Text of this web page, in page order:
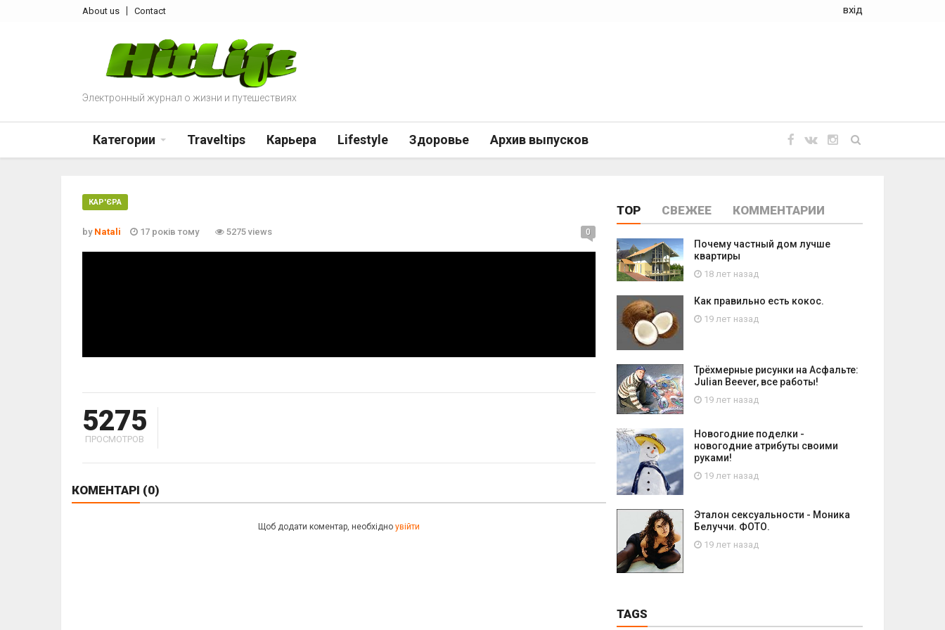
About us Contact вхід
Электронный журнал о жизни и путешествиях
Категории Traveltips Карьера Lifestyle Здоровье Архив выпусков
КАР'ЄРА
by Natali 17 років тому 5275 views 0
5275
ПРОСМОТРОВ
КОМЕНТАРІ (0)
Щоб додати коментар, необхідно увійти
TOP СВЕЖЕЕ КОММЕНТАРИИ
Почему частный дом лучше
квартиры
18 лет назад
Как правильно есть кокос.
19 лет назад
Трёхмерные рисунки на Асфальте:
Julian Beever, все работы!
19 лет назад
Новогодние поделки -
новогодние атрибуты своими
руками!
19 лет назад
Эталон сексуальности - Моника
Белуччи. ФОТО.
19 лет назад
TAGS